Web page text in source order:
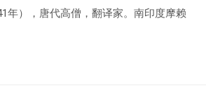
年），唐代高僧，翻译家。南印度摩赖